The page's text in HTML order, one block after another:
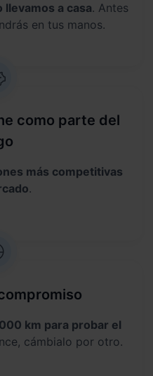
llevamos a casa. Antes
en tus manos.
como parte del
más competitivas
.
km para probar el
cámbialo por otro.